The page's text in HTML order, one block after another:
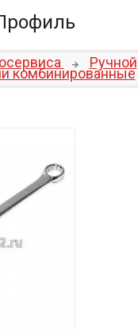
Ручной
комбинированные